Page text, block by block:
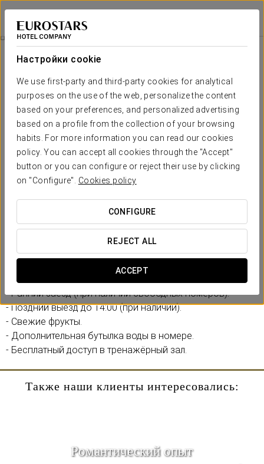
Настройки cookie
We use first-party and third-party cookies for analytical
purposes on the use of the web, personalize the content
based on your preferences, and personalized advertising
based on a profile from the collection of your browsing
habits. For more information you can read our cookies
policy. You can accept all cookies through the "Accept"
button or you can configure or reject their use by clicking
on "Configure". Cookies policy
CONFIGURE
REJECT ALL
ACCEPT
Eurostars Málaga
МАЛАГА
Бизнес-Опыт
15 €
Бизнес-опыт
С программой Business Experience в отеле Eurostars
Málaga вы насладитесь пребыванием, адаптированным
к вашему ритму.
Включает:
- Ранний заезд (при наличии свободных номеров).
- Поздний выезд до 14:00 (при наличии).
- Свежие фрукты.
- Дополнительная бутылка воды в номере.
- Бесплатный доступ в тренажёрный зал.
Также наши клиенты интересовались:
Pомантический опыт